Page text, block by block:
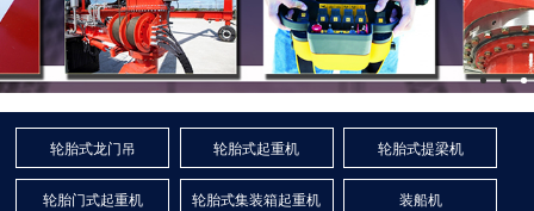
轮胎式龙门吊 轮胎式起重机 轮胎式提梁机
轮胎门式起重机 轮胎式集装箱起重机 装船机